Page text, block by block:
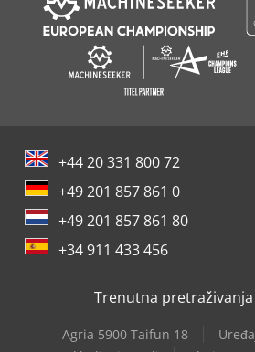
+44 20 331 800 72
+49 201 857 861 0
+49 201 857 861 80
+34 911 433 456
Trenutna
Agria 5900 Taifun 18